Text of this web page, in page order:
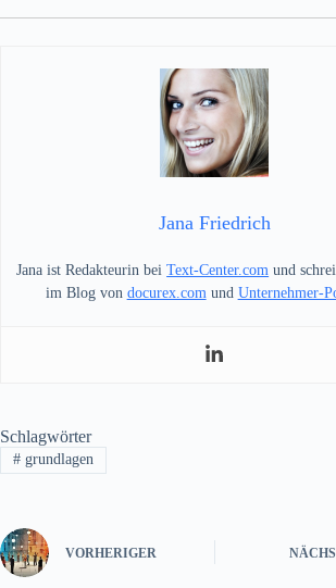
Jana Friedrich
Jana ist Redakteurin beiText-Center.com und
im Blog von docurex.comund Unternehmer-
Schlagwörter
#grundlagen
VORHERIGER